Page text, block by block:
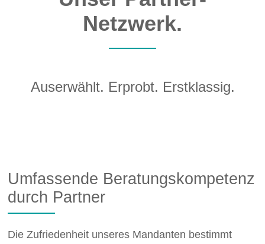
Netzwerk.
Auserwählt. Erprobt. Erstklassig.
Umfassende Beratungskompetenz
durch Partner
Die Zufriedenheit unseres Mandanten bestimmt